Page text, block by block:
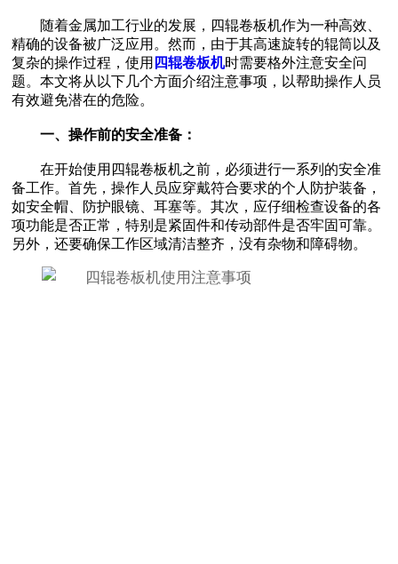
随着金属加工行业的发展，四辊卷板机作为一种高效、
精确的设备被广泛应用。然而，由于其高速旋转的辊筒以及
复杂的操作过程，使用 四辊卷板机时需要格外注意安全问
题。本文将从以下几个方面介绍注意事项，以帮助操作人员
有效避免潜在的危险。
一、操作前的安全准备：
在开始使用四辊卷板机之前，必须进行一系列的安全准
备工作。首先，操作人员应穿戴符合要求的个人防护装备，
如安全帽、防护眼镜、耳塞等。其次，应仔细检查设备的各
项功能是否正常，特别是紧固件和传动部件是否牢固可靠。
另外，还要确保工作区域清洁整齐，没有杂物和障碍物。